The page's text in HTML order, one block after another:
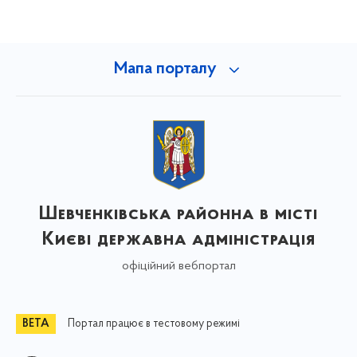
Мапа порталу
Шевченківська районна в місті
Києві державна адміністрація
офіційний вебпортал
Портал працює в тестовому режимі